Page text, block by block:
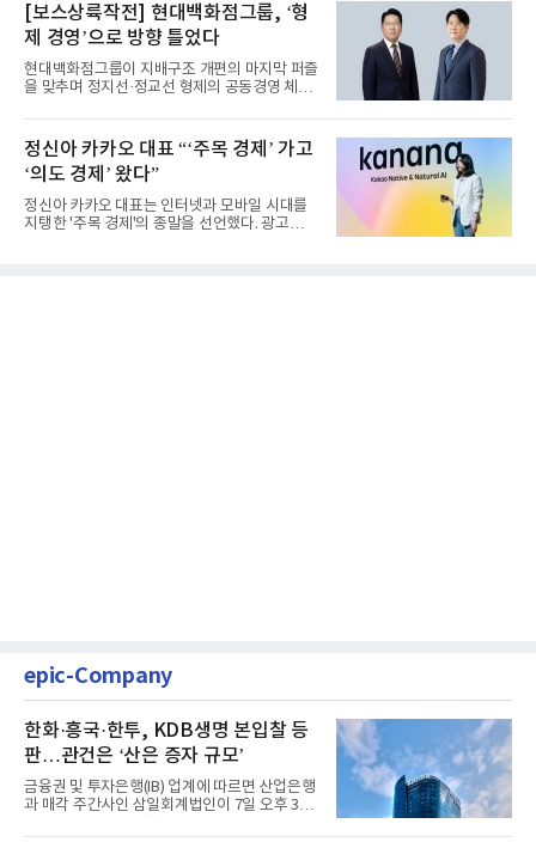
[보스상륙작전] 현대백화점그룹, ‘형
제 경영’으로 방향 틀었다
현대백화점그룹이 지배구조 개편의 마지막 퍼즐
을 맞추며 정지선·정교선 형제의 공동경영 체제
정신아 카카오 대표 “‘주목 경제’ 가고
‘의도 경제’ 왔다”
정신아 카카오 대표는 인터넷과 모바일 시대를
지탱한 '주목 경제'의 종말을 선언했다. 광고를
epic-Company
한화·흥국·한투, KDB생명 본입찰 등
판…관건은 ‘산은 증자 규모’
금융권 및 투자은행(IB) 업계에 따르면 산업은행
과 매각 주간사인 삼일회계법인이 7일 오후 3시